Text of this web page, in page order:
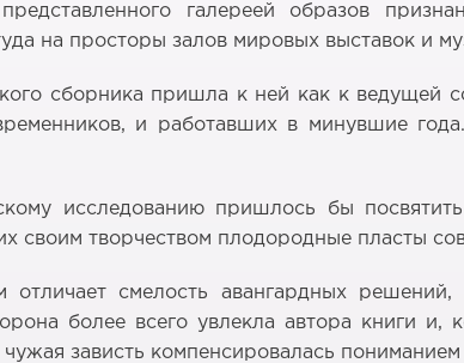
галереей образов
на просторы залов мировых выставок и
сборника пришла к ней как к ведущей
и работавших в минувшие
исследованию пришлось бы
своим творчеством плодородные пласты
смелость авангардных
более всего увлекла автора книги и,
зависть компенсировалась